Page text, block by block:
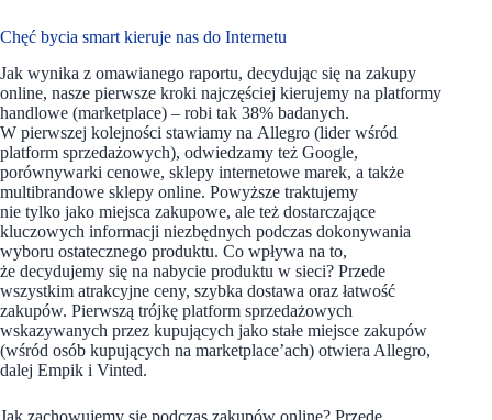
Chęć bycia smart kieruje nas do Internetu
Jak wynika z omawianego raportu, decydując się na zakupy
online, nasze pierwsze kroki najczęściej kierujemy na platformy
handlowe (marketplace) – robi tak 38% badanych.
W pierwszej kolejności stawiamy na Allegro (lider wśród
platform sprzedażowych), odwiedzamy też Google,
porównywarki cenowe, sklepy internetowe marek, a także
multibrandowe sklepy online. Powyższe traktujemy
nie tylko jako miejsca zakupowe, ale też dostarczające
kluczowych informacji niezbędnych podczas dokonywania
wyboru ostatecznego produktu. Co wpływa na to,
że decydujemy się na nabycie produktu w sieci? Przede
wszystkim atrakcyjne ceny, szybka dostawa oraz łatwość
zakupów. Pierwszą trójkę platform sprzedażowych
wskazywanych przez kupujących jako stałe miejsce zakupów
(wśród osób kupujących na marketplace’ach) otwiera Allegro,
dalej Empik i Vinted.